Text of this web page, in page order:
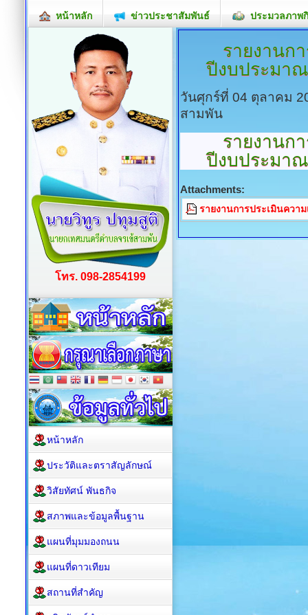
หน้าหลัก ข่าวประชาสัมพันธ์ ประมวลภาพ
รายงานก
ปีงบประมาณ
วันศุกร์ที่ 04 ตุลาคม
สามพัน
รายงานก
ปีงบประมาณ
Attachments:
รายงานการประเมินควา
โทร. 098-2854199
หน้าหลัก
ประวัติและตราสัญลักษณ์
วิสัยทัศน์ พันธกิจ
สภาพและข้อมูลพื้นฐาน
แผนที่มุมมองถนน
แผนที่ดาวเทียม
สถานที่สำคัญ